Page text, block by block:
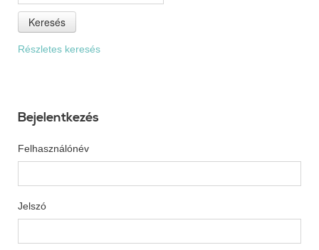
Keresés
Részletes keresés
Bejelentkezés
Felhasználónév
Jelszó